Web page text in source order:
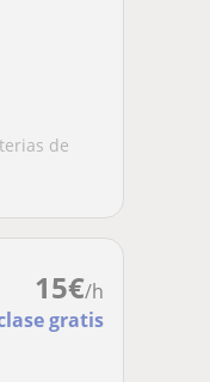
de
15€/h
gratis